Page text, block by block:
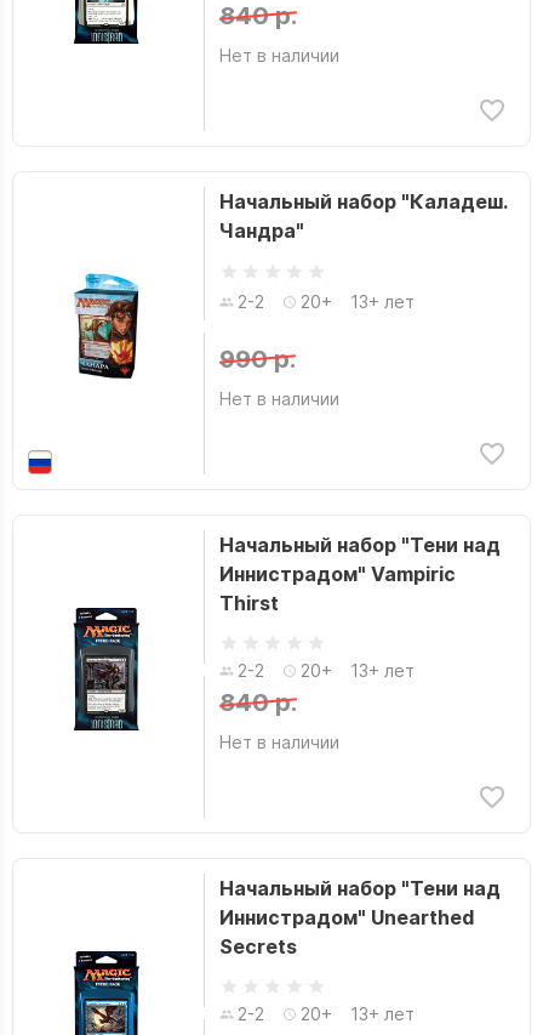
840 р.
Нет в наличии
Начальный набор "Каладеш.
Чандра"
2-2 20+ 13+ лет
990 р.
Нет в наличии
Начальный набор "Тени над
Иннистрадом" Vampiric
Thirst
2-2 20+ 13+ лет
840 р.
Нет в наличии
Начальный набор "Тени над
Иннистрадом" Unearthed
Secrets
2-2 20+ 13+ лет